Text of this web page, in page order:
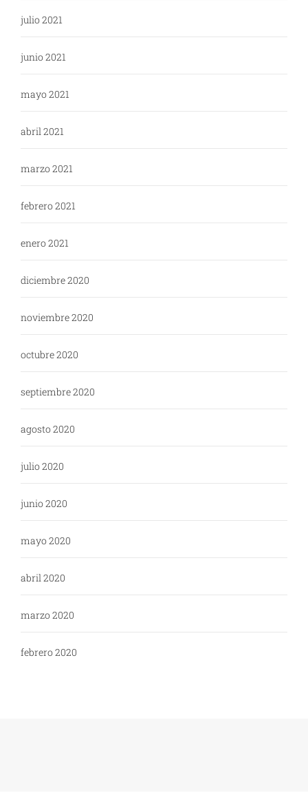
julio 2021
junio 2021
mayo 2021
abril 2021
marzo 2021
febrero 2021
enero 2021
diciembre 2020
noviembre 2020
octubre 2020
septiembre 2020
agosto 2020
julio 2020
junio 2020
mayo 2020
abril 2020
marzo 2020
febrero 2020